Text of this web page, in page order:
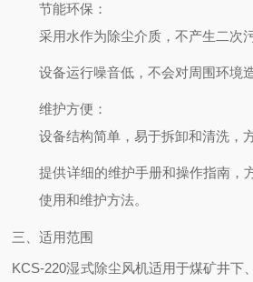
节能环保 ：
采用水作为除尘介质，不产生二次
设备运行噪音低，不会对周围环境
维护方便 ：
设备结构简单，易于拆卸和清洗，
提供详细的维护手册和操作指南，
使用和维护方法。
三、适用范围
KCS-220湿式除尘风机适用于煤矿井下